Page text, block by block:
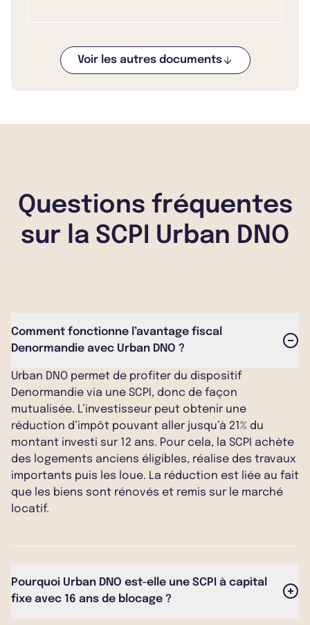
Voir les autres documents
Questions fréquentes
sur la SCPI Urban DNO
Comment fonctionne l’avantage fiscal
Denormandie avec Urban DNO ?
Urban DNO permet de profiter du dispositif
Denormandie via une SCPI, donc de façon
mutualisée. L’investisseur peut obtenir une
réduction d’impôt pouvant aller jusqu’à 21% du
montant investi sur 12 ans. Pour cela, la SCPI achète
des logements anciens éligibles, réalise des travaux
importants puis les loue. La réduction est liée au fait
que les biens sont rénovés et remis sur le marché
locatif.
Pourquoi Urban DNO est-elle une SCPI à capital
fixe avec 16 ans de blocage ?